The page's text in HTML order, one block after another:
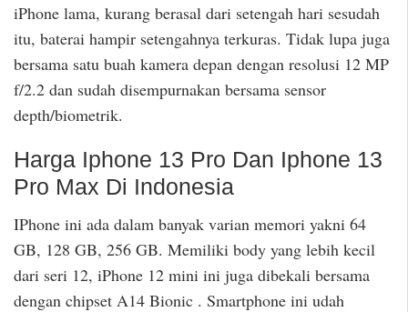
iPhone lama, kurang berasal dari setengah hari sesudah
itu, baterai hampir setengahnya terkuras. Tidak lupa juga
bersama satu buah kamera depan dengan resolusi 12 MP
f/2.2 dan sudah disempurnakan bersama sensor
depth/biometrik.
Harga Iphone 13 Pro Dan Iphone 13
Pro Max Di Indonesia
IPhone ini ada dalam banyak varian memori yakni 64
GB, 128 GB, 256 GB. Memiliki body yang lebih kecil
dari seri 12, iPhone 12 mini ini juga dibekali bersama
dengan chipset A14 Bionic . Smartphone ini udah